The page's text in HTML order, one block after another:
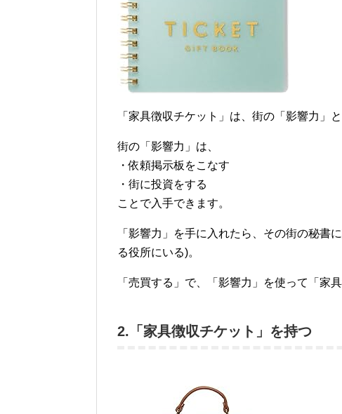
「家具徴収チケット」は、街の「影響力」
街の「影響力」は、
・依頼掲示板をこなす
・街に投資をする
ことで入手できます。
「影響力」を手に入れたら、その街の秘書
る役所にいる)。
「売買する」で、「影響力」を使って「家
2.「家具徴収チケット」を持つ